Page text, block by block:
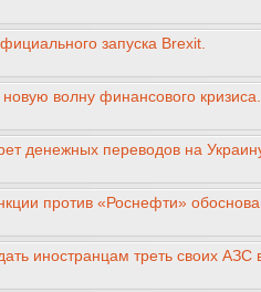
запуска Brexit.
волну финансового кризиса.
денежных переводов на
против «Роснефти»
иностранцам треть своих АЗС